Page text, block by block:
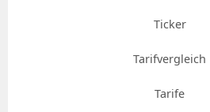
Ticker
Tarifvergleich
Tarife